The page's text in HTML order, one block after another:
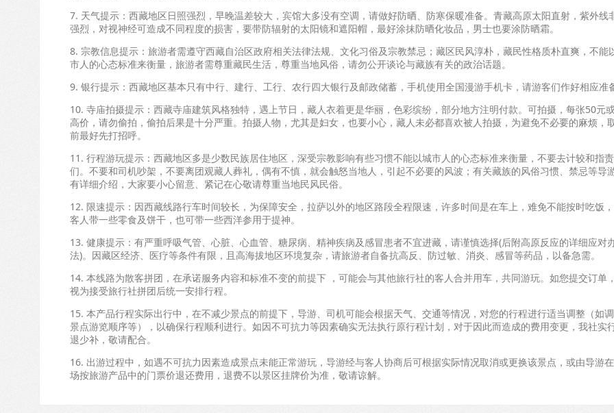
7. 天气提示：西藏地区日照强烈，早晚温差较大，宾馆大多没有空调，请做好防晒、防寒保暖准备。青藏高原太阳直射，紫外线
强烈，对视神经可造成不同程度的损害，要带防辐射的太阳镜和遮阳帽，最好涂抹防晒化妆品，男士也要涂防晒霜。
8. 宗教信息提示：旅游者需遵守西藏自治区政府相关法律法规、文化习俗及宗教禁忌；藏区民风淳朴，藏民性格质朴直爽，不能
市人的心态标准来衡量，旅游者需尊重藏民生活，尊重当地风俗，请勿公开谈论与藏族有关的政治话题。
9. 银行提示：西藏地区基本只有中行、建行、工行、农行四大银行及邮政储蓄，手机使用全国漫游手机卡，请游客们作好相应准
10. 寺庙拍摄提示：西藏寺庙建筑风格独特，遇上节日，藏人衣着更是华丽，色彩缤纷，部分地方注明付款。可拍摄，每张50元
高价，请勿偷拍，偷拍后果是十分严重。拍摄人物，尤其是妇女，也要小心，藏人未必都喜欢被人拍摄，为避免不必要的麻烦，
前最好先打招呼。
11. 行程游玩提示：西藏地区多是少数民族居住地区，深受宗教影响有些习惯不能以城市人的心态标准来衡量，不要去计较和指
们。不要和司机吵架，不要离团观藏人葬礼，偶有不慎，就会触怒当地人，引起不必要的风波；有关藏族的风俗习惯、禁忌等导
有详细介绍，大家要小心留意、紧记在心敬请尊重当地民风民俗。
12. 限速提示：因西藏线路行车时间较长，为保障安全，拉萨以外的地区路段全程限速，许多时间是在车上，难免不能按时吃饭
客人带一些零食及饼干，也可带一些西洋参用于提神。
13. 健康提示：有严重呼吸气管、心脏、心血管、糖尿病、精神疾病及感冒患者不宜进藏，请谨慎选择(后附高原反应的详细应对
法)。因藏区经济、医疗等条件有限，且高海拔地区环境复杂，请旅游者自备抗高反、防过敏、消炎、感冒等药品，以备急需。
14. 本线路为散客拼团，在承诺服务内容和标准不变的前提下 ，可能会与其他旅行社的客人合并用车，共同游玩。如您提交订单
视为接受旅行社拼团后统一安排行程。
15. 本产品行程实际出行中，在不减少景点的前提下，导游、司机可能会根据天气、交通等情况，对您的行程进行适当调整（如
景点游览顺序等），以确保行程顺利进行。如因不可抗力等因素确实无法执行原行程计划，对于因此而造成的费用变更，我社实
退少补，敬请配合。
16. 出游过程中，如遇不可抗力因素造成景点未能正常游玩，导游经与客人协商后可根据实际情况取消或更换该景点，或由导游
场按旅游产品中的门票价退还费用，退费不以景区挂牌价为准，敬请谅解。